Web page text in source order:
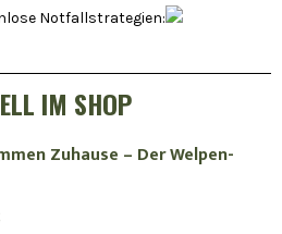
Notfallstrategien:
IM SHOP
Zuhause – Der Welpen-